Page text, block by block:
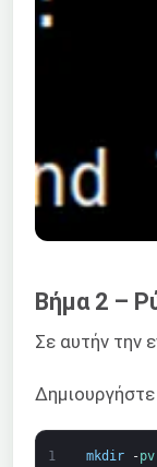
Βήμα 2 –
Σε αυτήν την
1 mkdir -pv